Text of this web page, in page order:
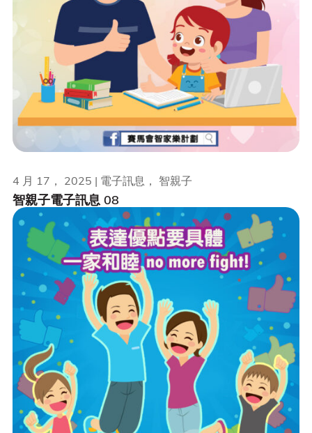
智親子電子訊息 08
4 月 17， 2025 | 電子訊息， 智親子